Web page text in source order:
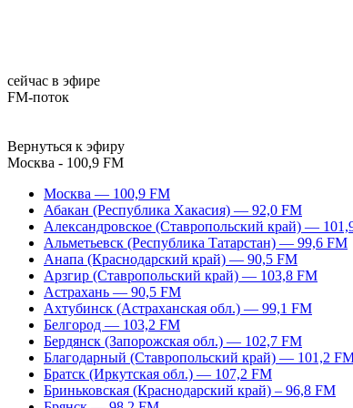
сейчас в эфире
FM-поток
Вернуться к эфиру
Москва - 100,9 FM
Москва — 100,9 FM
Абакан (Республика Хакасия) — 92,0 FM
Александровское (Ставропольский край) —
Альметьевск (Республика Татарстан) — 99,6 FM
Анапа (Краснодарский край) — 90,5 FM
Арзгир (Ставропольский край) — 103,8 FM
Астрахань — 90,5 FM
Ахтубинск (Астраханская обл.) — 99,1 FM
Белгород — 103,2 FM
Бердянск (Запорожская обл.) — 102,7 FM
Благодарный (Ставропольский край) — 101,2
Братск (Иркутская обл.) — 107,2 FM
Бриньковская (Краснодарский край) – 96,8 FM